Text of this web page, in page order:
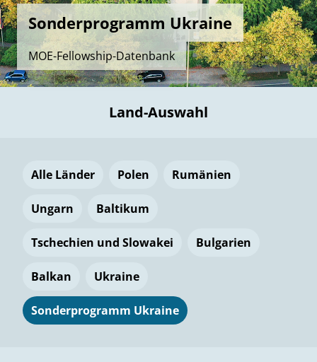
Sonderprogramm Ukraine
MOE-Fellowship-Datenbank
Land-Auswahl
Alle Länder Polen Rumänien
Ungarn Baltikum
Tschechien und Slowakei Bulgarien
Balkan Ukraine
Sonderprogramm Ukraine